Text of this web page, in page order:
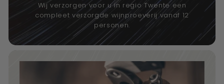
Wij verzorgen voor u in regio Twente een
compleet verzorgde wijnproeverij vanaf 12
personen.